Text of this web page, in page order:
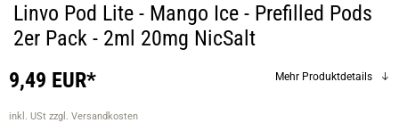
Linvo Pod Lite - Mango Ice - Prefilled Pods
2er Pack - 2ml 20mg NicSalt
9,49 EUR*
inkl. USt zzgl. Versandkosten
Mehr Produktdetails